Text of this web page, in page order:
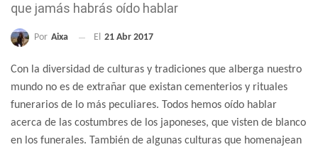
que jamás habrás oído hablar
Por Aixa El 21 Abr 2017
Con la diversidad de culturas y tradiciones que alberga nuestro
mundo no es de extrañar que existan cementerios y rituales
funerarios de lo más peculiares. Todos hemos oído hablar
acerca de las costumbres de los japoneses, que visten de blanco
en los funerales. También de algunas culturas que homenajean